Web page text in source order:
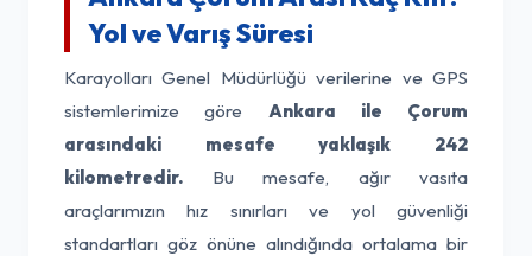
Yol ve Varış Süresi
Karayolları Genel Müdürlüğü verilerine ve GPS
sistemlerimize göre Ankara ile Çorum
arasındaki mesafe yaklaşık 242
kilometredir. Bu mesafe, ağır vasıta
araçlarımızın hız sınırları ve yol güvenliği
standartları göz önüne alındığında ortalama bir